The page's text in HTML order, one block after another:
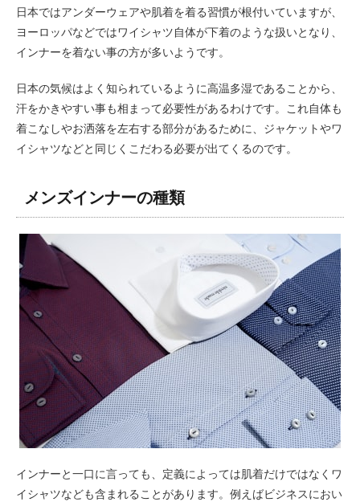
日本ではアンダーウェアや肌着を着る習慣が根付いていますが、
ヨーロッパなどではワイシャツ自体が下着のような扱いとなり、
インナーを着ない事の方が多いようです。
日本の気候はよく知られているように高温多湿であることから、
汗をかきやすい事も相まって必要性があるわけです。これ自体も
着こなしやお洒落を左右する部分があるために、ジャケットやワ
イシャツなどと同じくこだわる必要が出てくるのです。
メンズインナーの種類
インナーと一口に言っても、定義によっては肌着だけではなくワ
イシャツなども含まれることがあります。例えばビジネスにおい